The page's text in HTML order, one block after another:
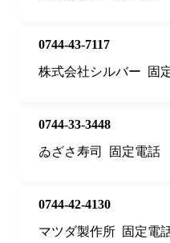
0744-43-7117
株式会社シルバー
固
0744-33-3448
ゐざさ寿司
固定電話
0744-42-4130
マツダ製作所 固定電